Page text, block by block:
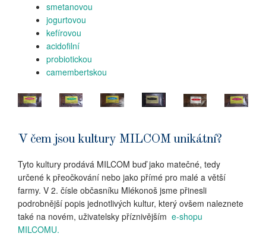
smetanovou
jogurtovou
kefírovou
acidofilní
probiotickou
camembertskou
V čem jsou kultury MILCOM unikátní?
Tyto kultury prodává MILCOM buď jako matečné, tedy
určené k přeočkování nebo jako přímé pro malé a větší
farmy. V 2. čísle občasníku Mlékonoš jsme přinesli
podrobnější popis jednotlivých kultur, který ovšem naleznete
také na novém, uživatelsky příznivějším e-shopu
MILCOMU.